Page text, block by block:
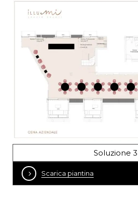
Soluzione 3
Scarica piantina